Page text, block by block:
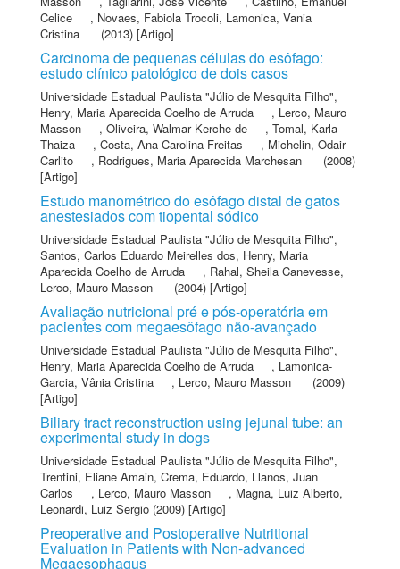
Celice
, Novaes, Fabiola Trocoli, Lamonica, Vania
Cristina
(2013) [Artigo]
Carcinoma de pequenas células do esôfago:
estudo clínico patológico de dois casos
Universidade Estadual Paulista "Júlio de Mesquita Filho",
Henry, Maria Aparecida Coelho de Arruda
, Lerco, Mauro
Masson
, Oliveira, Walmar Kerche de , Tomal, Karla
Thaiza
, Costa, Ana Carolina Freitas , Michelin, Odair
Carlito
, Rodrigues, Maria Aparecida Marchesan
(2008)
[Artigo]
Estudo manométrico do esôfago distal de gatos
anestesiados com tiopental sódico
Universidade Estadual Paulista "Júlio de Mesquita Filho",
Santos, Carlos Eduardo Meirelles dos, Henry, Maria
Aparecida Coelho de Arruda
, Rahal, Sheila Canevesse,
Lerco, Mauro Masson
(2004) [Artigo]
Avaliação nutricional pré e pós-operatória em
pacientes com megaesôfago não-avançado
Universidade Estadual Paulista "Júlio de Mesquita Filho",
Henry, Maria Aparecida Coelho de Arruda
, Lamonica-
Garcia, Vânia Cristina
, Lerco, Mauro Masson
(2009)
[Artigo]
Biliary tract reconstruction using jejunal tube: an
experimental study in dogs
Universidade Estadual Paulista "Júlio de Mesquita Filho",
Trentini, Eliane Amain, Crema, Eduardo, Llanos, Juan
Carlos
, Lerco, Mauro Masson , Magna, Luiz Alberto,
Leonardi, Luiz Sergio (2009) [Artigo]
Preoperative and Postoperative Nutritional
Evaluation in Patients with Non-advanced
Megaesophagus